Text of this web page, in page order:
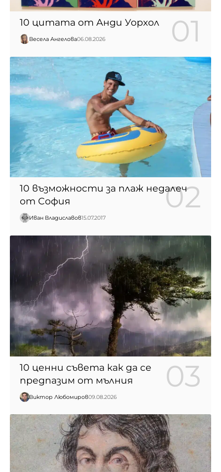
10 цитата от Анди Уорхол
Весела Ангелова06.08.2026
10 възможности за плаж недалеч
от София
Иван Владиславов15.07.2017
10 ценни съвета как да се
предпазим от мълния
Виктор Любомиров09.08.2026